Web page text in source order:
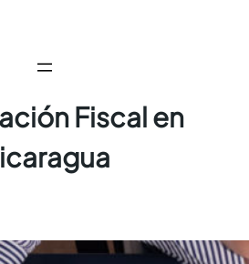
Fiscal en